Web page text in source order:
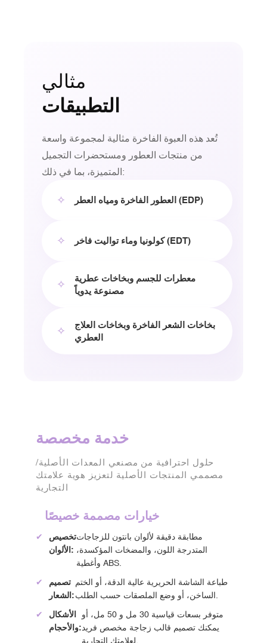
مثالي
التطبيقات
تُعد هذه العبوة الفاخرة مثالية لمجموعة واسعة
من منتجات العطور ومستحضرات التجميل
المتميزة، بما في ذلك:
✧ العطور الفاخرة ومياه العطر (EDP)
✧ كولونيا وماء تواليت فاخر (EDT)
✧
معطرات للجسم وبخاخات عطرية
مصنوعة يدوياً
✧
بخاخات الشعر الفاخرة وبخاخات العلاج
العطري
خدمة مخصصة
حلول احترافية من مصنعي المعدات الأصلية/
مصممي المنتجات الأصلية لتعزيز هوية علامتك
التجارية
خيارات مصممة خصيصًا
✔
تخصيص
الألوان:
مطابقة دقيقة لألوان بانتون للزجاجات
المتدرجة اللون، والمضخات المؤكسدة،
وأغطية ABS.
✔
تصميم
الشعار:
طباعة الشاشة الحريرية عالية الدقة، أو الختم
✔
الأشكال
والأحجام:
متوفر بسعات قياسية 30 مل و 50 مل، أو
يمكنك تصميم قالب زجاجة مخصص فريد